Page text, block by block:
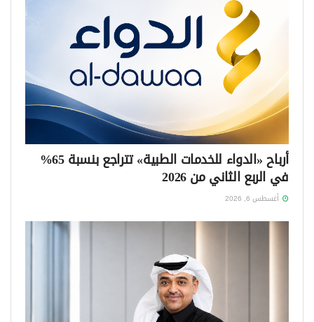
أرباح «الدواء للخدمات الطبية» تتراجع بنسبة 65%
في الربع الثاني من 2026
أغسطس 6, 2026